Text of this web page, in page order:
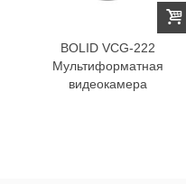
BOLID VCG-222
Мультиформатная
видеокамера